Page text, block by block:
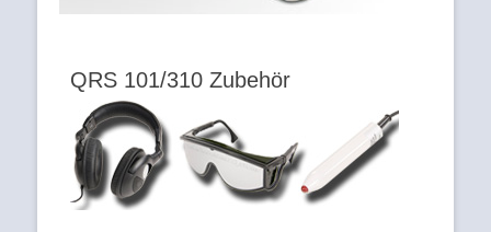
QRS 101/310 Zubehör